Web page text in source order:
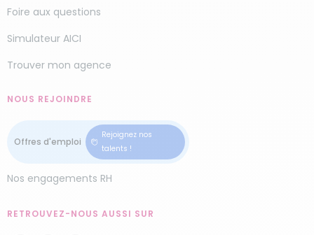
faciliter votre quotidien. Je demande mon devis
en ligne dès aujourd’hui.
Nous avons également une agence Domaliance
région Centre.
Foire aux questions
Simulateur AICI
Trouver mon agence
NOUS REJOINDRE
Rejoignez nos
talents !
Nos engagements RH
RETROUVEZ-NOUS AUSSI SUR